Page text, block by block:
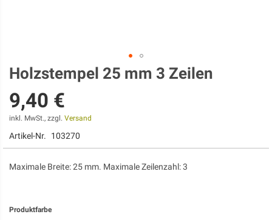
Zum
Anfang
der
Bildgalerie
springen
Holzstempel 25 mm 3 Zeilen
9,40 €
inkl. MwSt., zzgl. Versand
Artikel-Nr. 103270
Maximale Breite: 25 mm. Maximale Zeilenzahl: 3
Produktfarbe